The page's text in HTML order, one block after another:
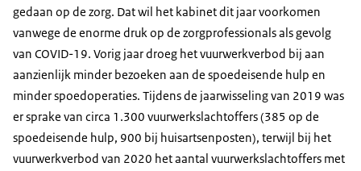
gedaan op de zorg. Dat wil het kabinet dit jaar voorkomen
vanwege de enorme druk op de zorgprofessionals als gevolg
van COVID-19. Vorig jaar droeg het vuurwerkverbod bij aan
aanzienlijk minder bezoeken aan de spoedeisende hulp en
minder spoedoperaties. Tijdens de jaarwisseling van 2019 was
er sprake van circa 1.300 vuurwerkslachtoffers (385 op de
spoedeisende hulp, 900 bij huisartsenposten), terwijl bij het
vuurwerkverbod van 2020 het aantal vuurwerkslachtoffers met